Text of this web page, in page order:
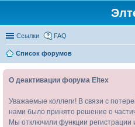
Ссылки FAQ
Список форумов
О деактивации форума Eltex
Уважаемые коллеги! В связи с
нами было принято решение о
Мы отключили функции регистрации